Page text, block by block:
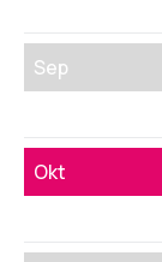
Sep
Okt